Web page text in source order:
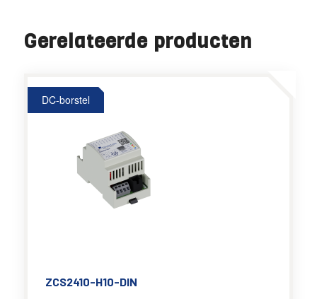
Gerelateerde producten
DC-borstel
ZCS2410-H10-DIN